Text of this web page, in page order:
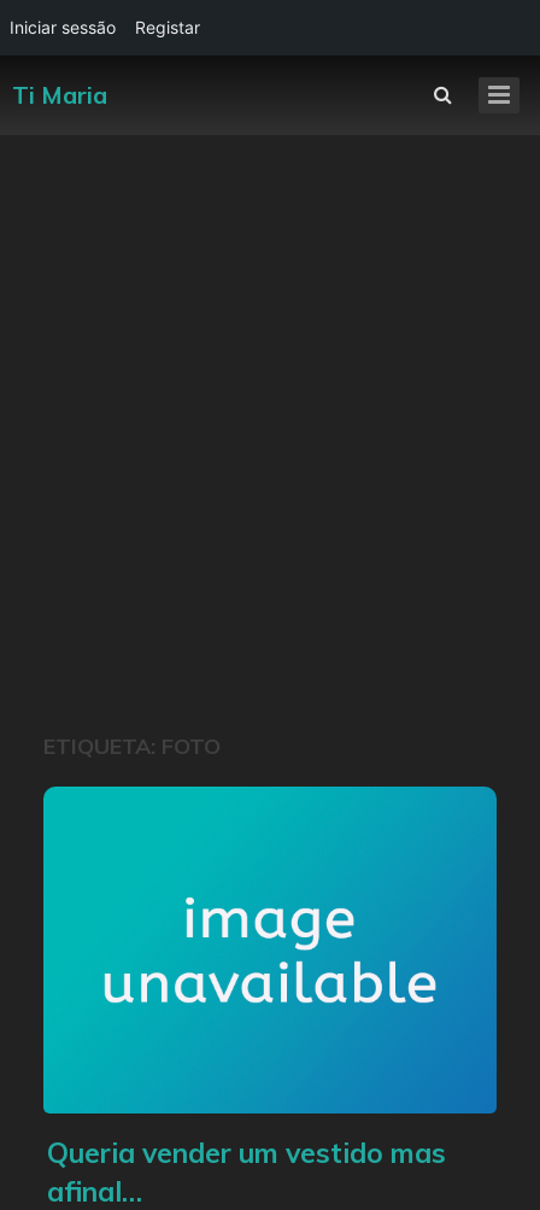
Ti Maria
ETIQUETA: FOTO
Queria vender um vestido mas
afinal…
Iniciar sessão Registar